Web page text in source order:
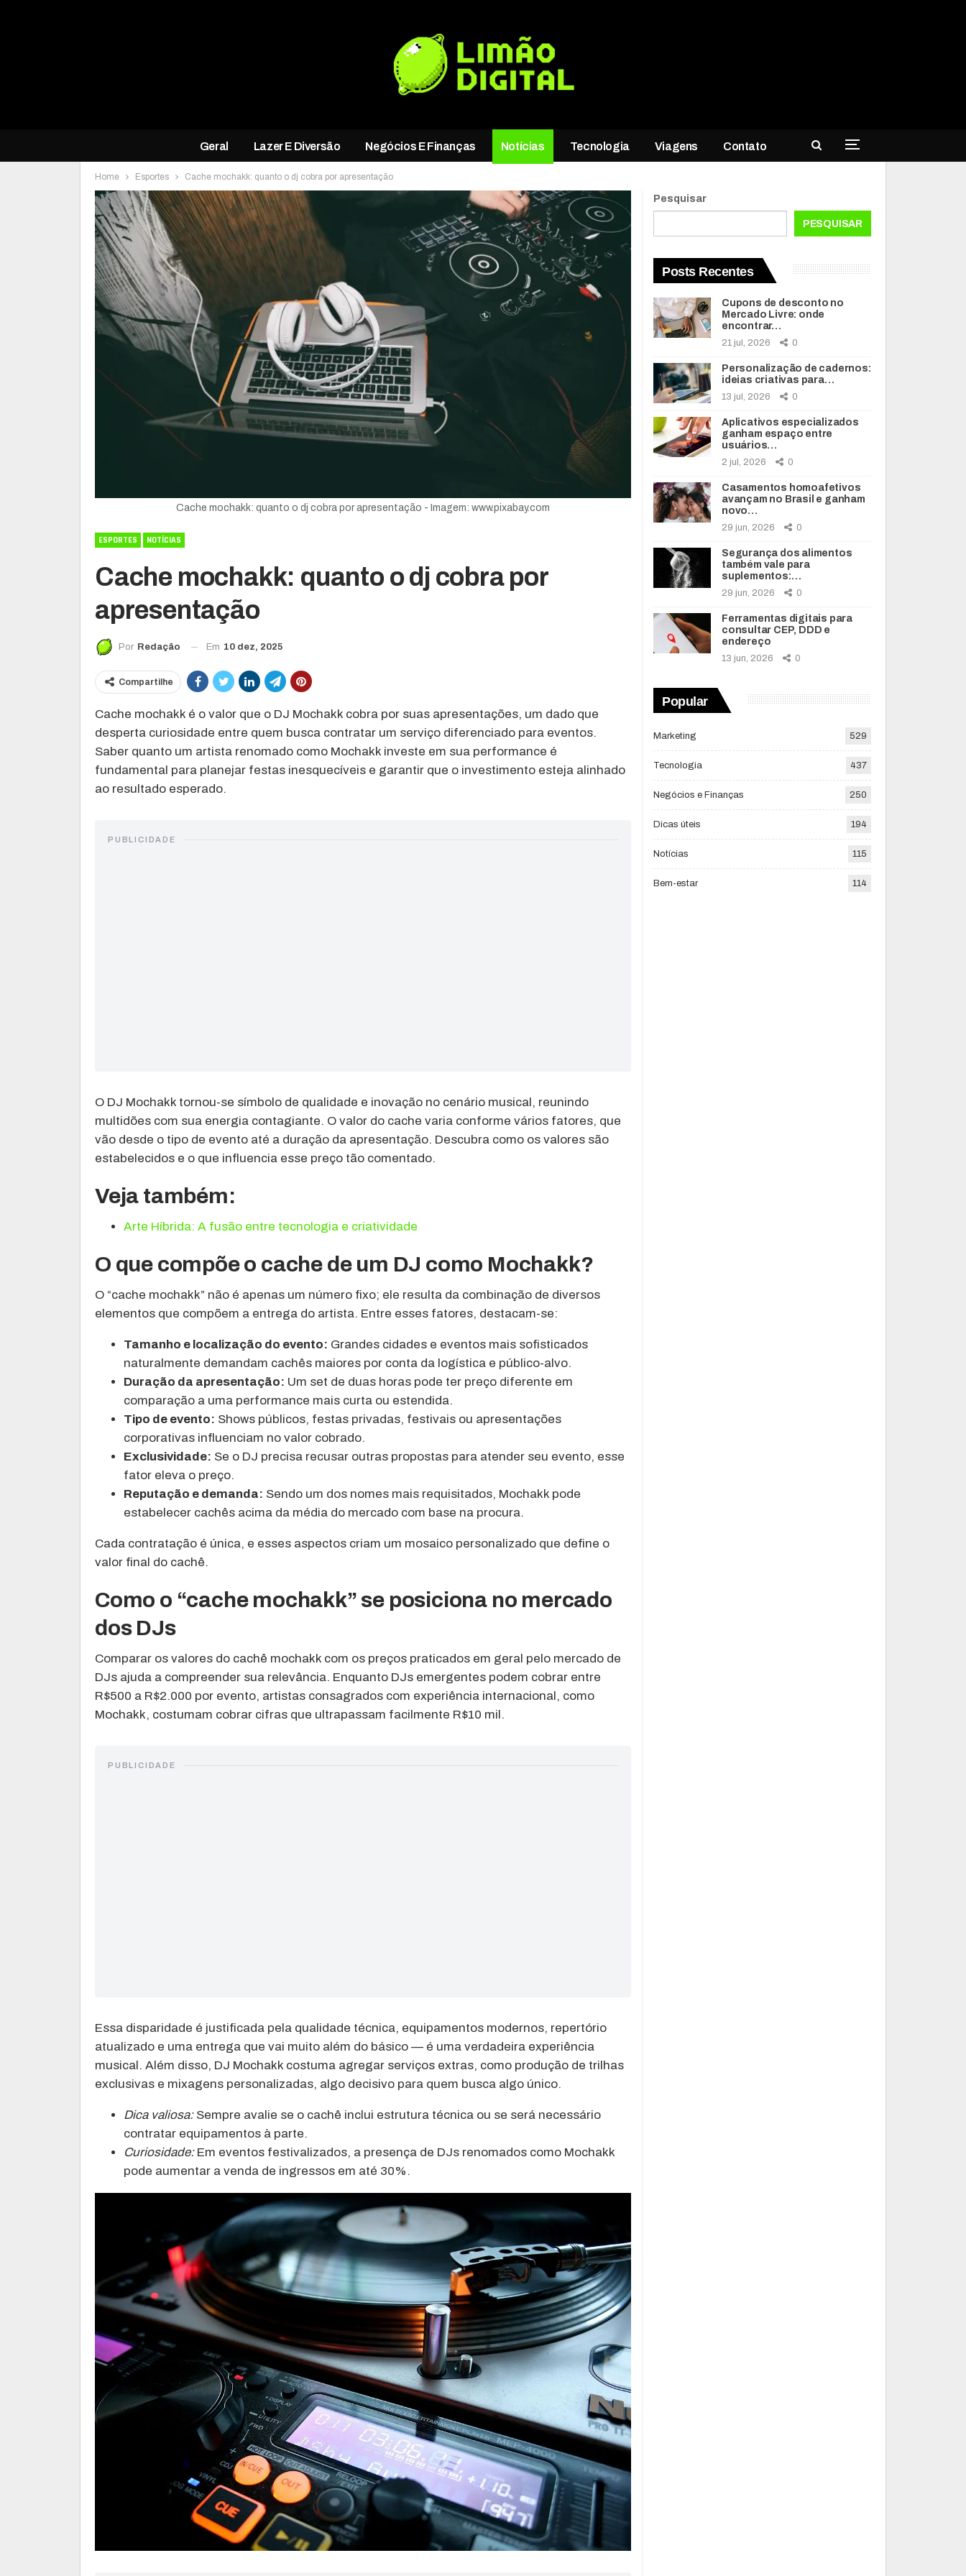
Geral Lazer E Diversão Negócios E Finanças Notícias Tecnologia Viagens Contato
Home Esportes Cache mochakk: quanto o dj cobra por apresentação
Cache mochakk: quanto o dj cobra por apresentação - Imagem: www.pixabay.com
ESPORTES NOTÍCIAS
Cache mochakk: quanto o dj cobra por
apresentação
Por Redação Em 10 dez, 2025
Compartilhe
Cache mochakk é o valor que o DJ Mochakk cobra por suas apresentações, um dado que
desperta curiosidade entre quem busca contratar um serviço diferenciado para eventos.
Saber quanto um artista renomado como Mochakk investe em sua performance é
fundamental para planejar festas inesquecíveis e garantir que o investimento esteja alinhado
ao resultado esperado.
PUBLICIDADE
O DJ Mochakk tornou-se símbolo de qualidade e inovação no cenário musical, reunindo
multidões com sua energia contagiante. O valor do cache varia conforme vários fatores, que
vão desde o tipo de evento até a duração da apresentação. Descubra como os valores são
estabelecidos e o que influencia esse preço tão comentado.
Veja também:
Arte Híbrida: A fusão entre tecnologia e criatividade
O que compõe o cache de um DJ como Mochakk?
O “cache mochakk” não é apenas um número fixo; ele resulta da combinação de diversos
elementos que compõem a entrega do artista. Entre esses fatores, destacam-se:
Tamanho e localização do evento: Grandes cidades e eventos mais sofisticados
naturalmente demandam cachês maiores por conta da logística e público-alvo.
Duração da apresentação: Um set de duas horas pode ter preço diferente em
comparação a uma performance mais curta ou estendida.
Tipo de evento: Shows públicos, festas privadas, festivais ou apresentações
corporativas influenciam no valor cobrado.
Exclusividade: Se o DJ precisa recusar outras propostas para atender seu evento, esse
fator eleva o preço.
Reputação e demanda: Sendo um dos nomes mais requisitados, Mochakk pode
estabelecer cachês acima da média do mercado com base na procura.
Cada contratação é única, e esses aspectos criam um mosaico personalizado que define o
valor final do cachê.
Como o “cache mochakk” se posiciona no mercado
dos DJs
Comparar os valores do cachê mochakk com os preços praticados em geral pelo mercado de
DJs ajuda a compreender sua relevância. Enquanto DJs emergentes podem cobrar entre
R$500 a R$2.000 por evento, artistas consagrados com experiência internacional, como
Mochakk, costumam cobrar cifras que ultrapassam facilmente R$10 mil.
PUBLICIDADE
Essa disparidade é justificada pela qualidade técnica, equipamentos modernos, repertório
atualizado e uma entrega que vai muito além do básico — é uma verdadeira experiência
musical. Além disso, DJ Mochakk costuma agregar serviços extras, como produção de trilhas
exclusivas e mixagens personalizadas, algo decisivo para quem busca algo único.
Dica valiosa:Sempre avalie se o cachê inclui estrutura técnica ou se será necessário
contratar equipamentos à parte.
Curiosidade:Em eventos festivalizados, a presença de DJs renomados como Mochakk
pode aumentar a venda de ingressos em até 30%.
Pesquisar
PESQUISAR
Posts Recentes
Cupons de desconto no
Mercado Livre: onde
encontrar…
21 jul, 2026 0
Personalização de cadernos:
ideias criativas para…
13 jul, 2026 0
Aplicativos especializados
ganham espaço entre
usuários…
2 jul, 2026 0
Casamentos homoafetivos
avançam no Brasil e ganham
novo…
29 jun, 2026 0
Segurança dos alimentos
também vale para
suplementos:…
29 jun, 2026 0
Ferramentas digitais para
consultar CEP, DDD e
endereço
13 jun, 2026 0
Popular
Marketing 529
Tecnologia 437
Negócios e Finanças 250
Dicas úteis 194
Notícias 115
Bem-estar 114